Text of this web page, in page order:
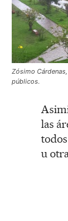
Zósimo
públicos.
las
u